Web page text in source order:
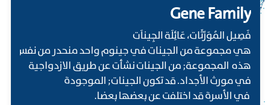
Gene Family
فَصِيل المُوَرِّثَات، عَائِلَة الجِيناَت
هي مجموعة من الجينات في جينوم واحد منحدر من نفس جين
هذه المجموعة; من الجينات نشأت عن طريق الازدواجية
في مورث الأجداد. قد تكون الجينات; الموجودة
في الأسرة قد اختلفت عن بعضها بعضا.